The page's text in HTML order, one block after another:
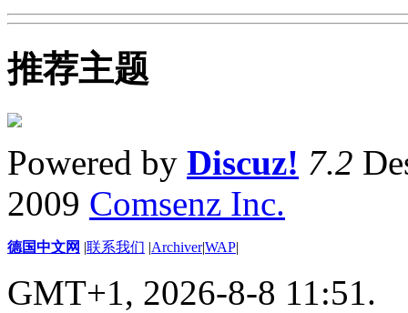
推荐主题
Powered by Discuz! 7.2
2009 Comsenz Inc.
德国中文网 |联系我们 |Archiver|WAP|
GMT+1, 2026-8-8 11:51.